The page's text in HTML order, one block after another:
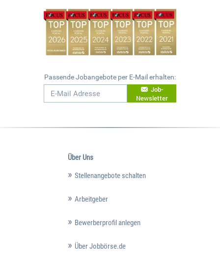
Passende Jobangebote per E-Mail erhalten:
Job-
Newsletter
Über Uns
Stellenangebote schalten
Arbeitgeber
Bewerberprofil anlegen
Über Jobbörse.de